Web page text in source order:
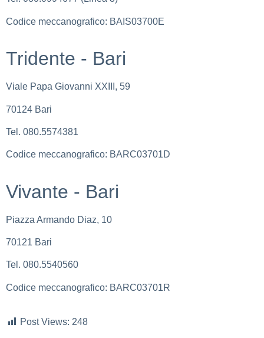
Codice meccanografico: BAIS03700E
Tridente - Bari
Viale Papa Giovanni XXIII, 59
70124 Bari
Tel. 080.5574381
Codice meccanografico: BARC03701D
Vivante - Bari
Piazza Armando Diaz, 10
70121 Bari
Tel. 080.5540560
Codice meccanografico: BARC03701R
Post Views: 248